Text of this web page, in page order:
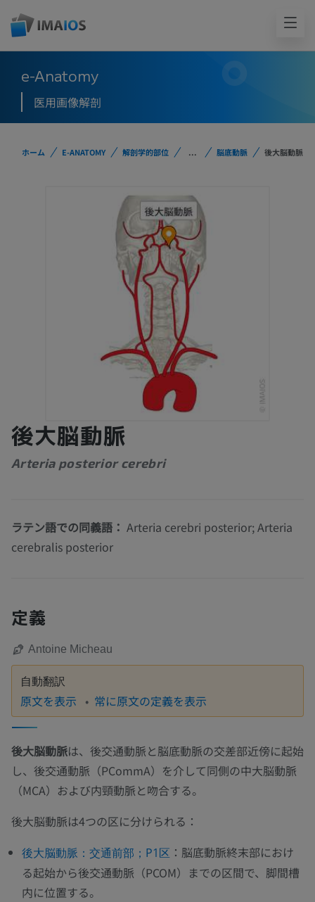
e-Anatomy
医用画像解剖
ホーム E-ANATOMY 解剖学的部位 ... 脳底動脈 後大脳動脈
後大脳動脈
Arteria posterior cerebri
ラテン語での同義語： Arteria cerebri posterior; Arteria
cerebralis posterior
定義
Antoine Micheau
自動翻訳
原文を表示 常に原文の定義を表示
後大脳動脈は、後交通動脈と脳底動脈の交差部近傍に起始
し、後交通動脈（PCommA）を介して同側の中大脳動脈
（MCA）および内頸動脈と吻合する。
後大脳動脈は4つの区に分けられる：
後大脳動脈：交通前部；P1区 ：脳底動脈終末部におけ
る起始から後交通動脈（PCOM）までの区間で、脚間槽
内に位置する。